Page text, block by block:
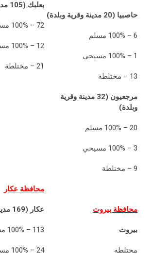
حاصبيا (20 مدينة وقرية وبلدة)
6 – 100% مسلم
1 – 100% مسيحي
13 – مختلطة
مرجعيون (32 مدينة وقرية
وبلدة)
20 – 100% مسلم
3 – 100% مسيحي
9 – مختلطة
بعلبك (105 مدينة وبلدة وقرية)
72 – 100% مسلم
12 – 100% مسيحي
21 – مختلطة
محافظة بيروت
بيروت
مختلطة
محافظة عكار
عكار (169 مدينة وقرية وبلدة)
113 – 100% مسلم
24 – 100% مسيحي